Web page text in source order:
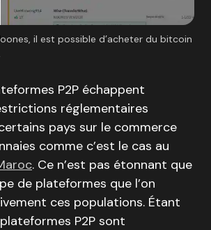
il est possible d’acheter du bitcoin
P2P échappent
réglementaires
pays sur le commerce
comme c’est le cas au
. Ce n’est pas étonnant que
de plateformes que l’on
ces populations. Étant
P2P sont